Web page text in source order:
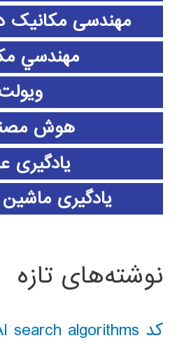
مهندسی مکانیک
مهندسي
هوش
یادگیری
یادگیری
نوشته‌های تازه
کد classical AI search algorithms